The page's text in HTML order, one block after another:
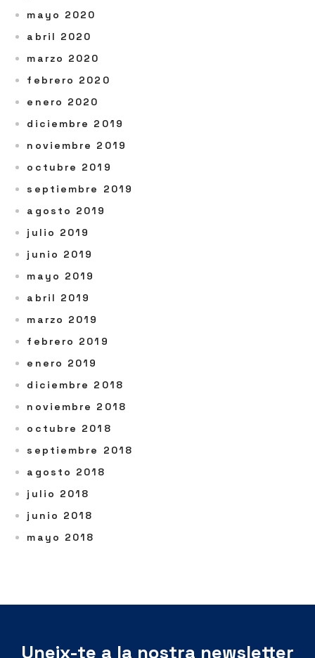
mayo 2020
abril 2020
marzo 2020
febrero 2020
enero 2020
diciembre 2019
noviembre 2019
octubre 2019
septiembre 2019
agosto 2019
julio 2019
junio 2019
mayo 2019
abril 2019
marzo 2019
febrero 2019
enero 2019
diciembre 2018
noviembre 2018
octubre 2018
septiembre 2018
agosto 2018
julio 2018
junio 2018
mayo 2018
Uneix-te a la nostra newsletter